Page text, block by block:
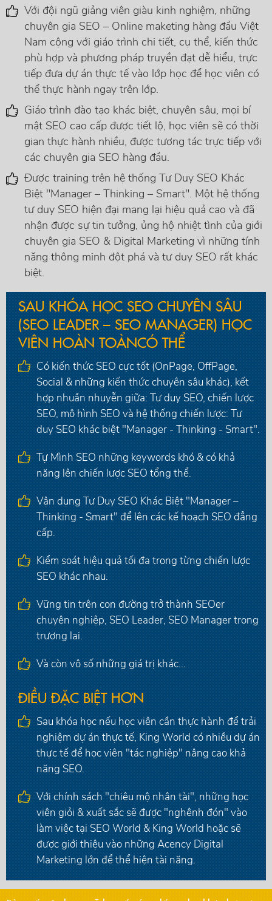
Với đội ngũ giảng viên giàu kinh nghiệm, những
chuyên gia SEO – Online maketing hàng đầu Việt
Nam cộng với giáo trình chi tiết, cụ thể, kiến thức
phù hợp và phương pháp truyền đạt dễ hiểu, trực
tiếp đưa dự án thực tế vào lớp học để học viên có
thể thực hành ngay trên lớp.
Giáo trình đào tạo khác biệt, chuyên sâu, mọi bí
mật SEO cao cấp được tiết lộ, học viên sẽ có thời
gian thực hành nhiều, được tương tác trực tiếp với
các chuyên gia SEO hàng đầu.
Được training trên hệ thống Tư Duy SEO Khác
Biệt "Manager – Thinking – Smart". Một hệ thống
tư duy SEO hiện đại mang lại hiệu quả cao và đã
nhận được sự tin tưởng, ủng hộ nhiệt tình của giới
chuyên gia SEO & Digital Marketing vì những tính
năng thông minh đột phá và tư duy SEO rất khác
biệt.
SAU KHÓA HỌC SEO CHUYÊN SÂU
(SEO LEADER – SEO MANAGER) HỌC
VIÊN HOÀN TOÀNCÓ THỂ
Có kiến thức SEO cực tốt (OnPage, OffPage,
Social & những kiến thức chuyên sâu khác), kết
hợp nhuần nhuyễn giữa: Tư duy SEO, chiến lược
SEO, mô hình SEO và hệ thống chiến lược: Tư
duy SEO khác biệt "Manager - Thinking - Smart".
Tự Mình SEO những keywords khó & có khả
năng lên chiến lược SEO tổng thể.
Vận dụng Tư Duy SEO Khác Biệt "Manager –
Thinking - Smart" để lên các kế hoạch SEO đẳng
cấp.
Kiểm soát hiệu quả tối đa trong từng chiến lược
SEO khác nhau.
Vững tin trên con đường trở thành SEOer
chuyên nghiệp, SEO Leader, SEO Manager trong
trương lai.
Và còn vô số những giá trị khác...
ĐIỀU ĐẶC BIỆT HƠN
Sau khóa học nếu học viên cần thực hành để trải
nghiệm dự án thực tế, King World có nhiều dự án
thực tế để học viên "tác nghiệp" nâng cao khả
năng SEO.
Với chính sách "chiêu mộ nhân tài", những học
viên giỏi & xuất sắc sẽ được "nghênh đón" vào
làm việc tại SEO World & King World hoặc sẽ
được giới thiệu vào những Acency Digital
Marketing lớn để thể hiện tài năng.